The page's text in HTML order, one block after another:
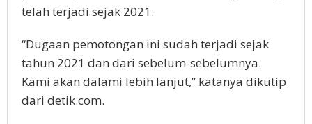
telah terjadi sejak 2021.
“Dugaan pemotongan ini sudah terjadi sejak
tahun 2021 dan dari sebelum-sebelumnya.
Kami akan dalami lebih lanjut,” katanya dikutip
dari detik.com.